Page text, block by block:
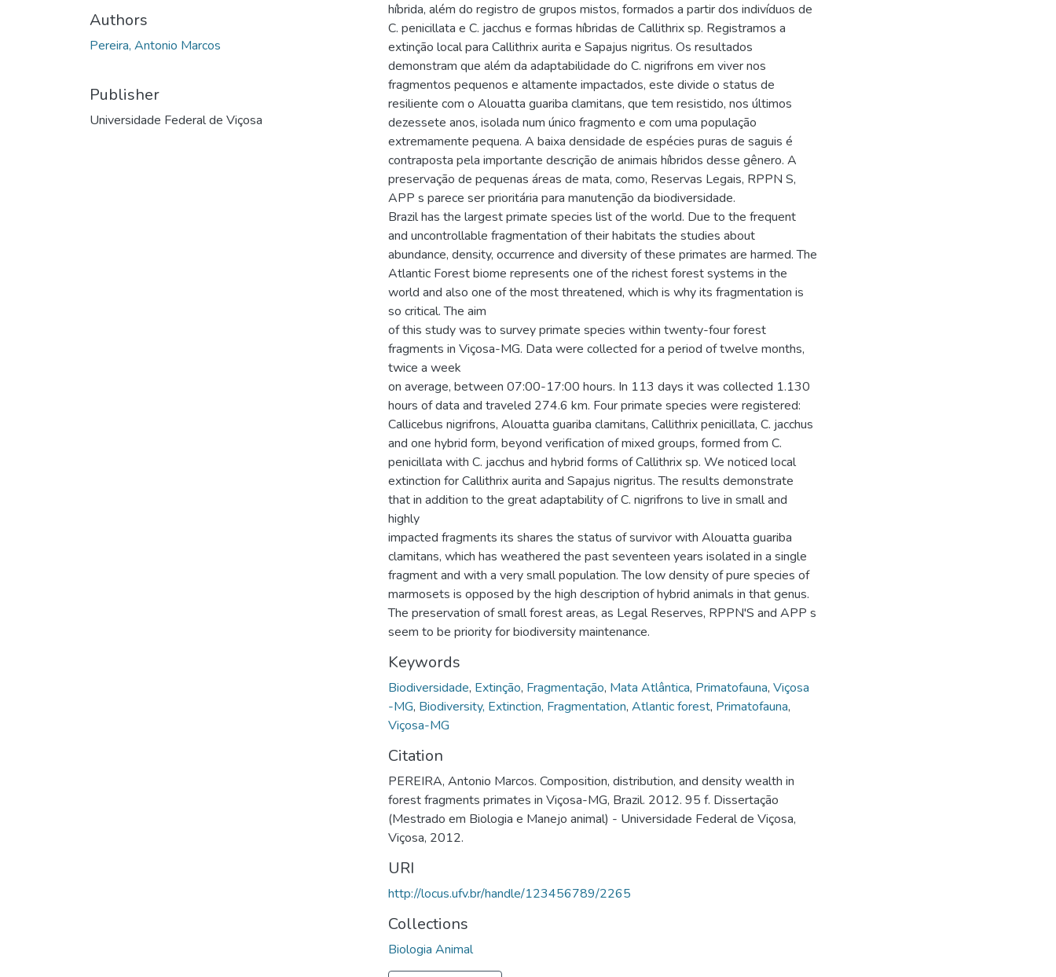
Authors
Pereira, Antonio Marcos
Publisher
Universidade Federal de Viçosa
híbrida, além do registro de grupos mistos, formados a partir dos indivíduos de
C. penicillata e C. jacchus e formas híbridas de Callithrix sp. Registramos a
extinção local para Callithrix aurita e Sapajus nigritus. Os resultados
demonstram que além da adaptabilidade do C. nigrifrons em viver nos
fragmentos pequenos e altamente impactados, este divide o status de
resiliente com o Alouatta guariba clamitans, que tem resistido, nos últimos
dezessete anos, isolada num único fragmento e com uma população
extremamente pequena. A baixa densidade de espécies puras de saguis é
contraposta pela importante descrição de animais híbridos desse gênero. A
preservação de pequenas áreas de mata, como, Reservas Legais, RPPN S,
APP s parece ser prioritária para manutenção da biodiversidade.
Brazil has the largest primate species list of the world. Due to the frequent
and uncontrollable fragmentation of their habitats the studies about
abundance, density, occurrence and diversity of these primates are harmed. The
Atlantic Forest biome represents one of the richest forest systems in the
world and also one of the most threatened, which is why its fragmentation is
so critical. The aim
of this study was to survey primate species within twenty-four forest
fragments in Viçosa-MG. Data were collected for a period of twelve months,
twice a week
on average, between 07:00-17:00 hours. In 113 days it was collected 1.130
hours of data and traveled 274.6 km. Four primate species were registered:
Callicebus nigrifrons, Alouatta guariba clamitans, Callithrix penicillata, C. jacchus
and one hybrid form, beyond verification of mixed groups, formed from C.
penicillata with C. jacchus and hybrid forms of Callithrix sp. We noticed local
extinction for Callithrix aurita and Sapajus nigritus. The results demonstrate
that in addition to the great adaptability of C. nigrifrons to live in small and
highly
impacted fragments its shares the status of survivor with Alouatta guariba
clamitans, which has weathered the past seventeen years isolated in a single
fragment and with a very small population. The low density of pure species of
marmosets is opposed by the high description of hybrid animals in that genus.
The preservation of small forest areas, as Legal Reserves, RPPN'S and APP s
seem to be priority for biodiversity maintenance.
Keywords
Biodiversidade, Extinção, Fragmentação, Mata Atlântica, Primatofauna, Viçosa
-MG, Biodiversity, Extinction, Fragmentation, Atlantic forest, Primatofauna,
Viçosa-MG
Citation
PEREIRA, Antonio Marcos. Composition, distribution, and density wealth in
forest fragments primates in Viçosa-MG, Brazil. 2012. 95 f. Dissertação
(Mestrado em Biologia e Manejo animal) - Universidade Federal de Viçosa,
Viçosa, 2012.
URI
http://locus.ufv.br/handle/123456789/2265
Collections
Biologia Animal